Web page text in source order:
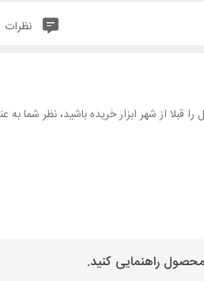
نظرات
قبلا از شهر ابزار خریده باشید، نظر
راهنمایی کنید.